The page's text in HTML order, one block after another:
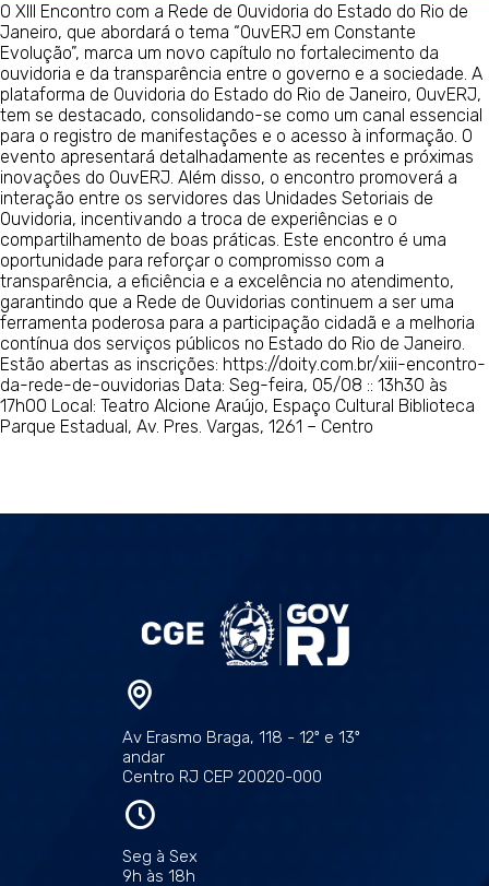
O XIII Encontro com a Rede de Ouvidoria do Estado do Rio de
Janeiro, que abordará o tema “OuvERJ em Constante
Evolução”, marca um novo capítulo no fortalecimento da
ouvidoria e da transparência entre o governo e a sociedade. A
plataforma de Ouvidoria do Estado do Rio de Janeiro, OuvERJ,
tem se destacado, consolidando-se como um canal essencial
para o registro de manifestações e o acesso à informação. O
evento apresentará detalhadamente as recentes e próximas
inovações do OuvERJ. Além disso, o encontro promoverá a
interação entre os servidores das Unidades Setoriais de
Ouvidoria, incentivando a troca de experiências e o
compartilhamento de boas práticas. Este encontro é uma
oportunidade para reforçar o compromisso com a
transparência, a eficiência e a excelência no atendimento,
garantindo que a Rede de Ouvidorias continuem a ser uma
ferramenta poderosa para a participação cidadã e a melhoria
contínua dos serviços públicos no Estado do Rio de Janeiro.
Estão abertas as inscrições: https://doity.com.br/xiii-encontro-
da-rede-de-ouvidorias Data: Seg-feira, 05/08 :: 13h30 às
17h00 Local: Teatro Alcione Araújo, Espaço Cultural Biblioteca
Parque Estadual, Av. Pres. Vargas, 1261 – Centro
Av Erasmo Braga, 118 - 12º e 13º
andar
Centro RJ CEP 20020-000
Seg à Sex
9h às 18h